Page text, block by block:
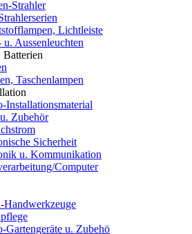
Strahler
Lichtleiste
Aussenleuchten
Taschenlampen
Installationsmaterial
Zubehör
Sicherheit
u. Kommunikation
Computer
Handwerkzeuge
Gartengeräte u. Zubehö